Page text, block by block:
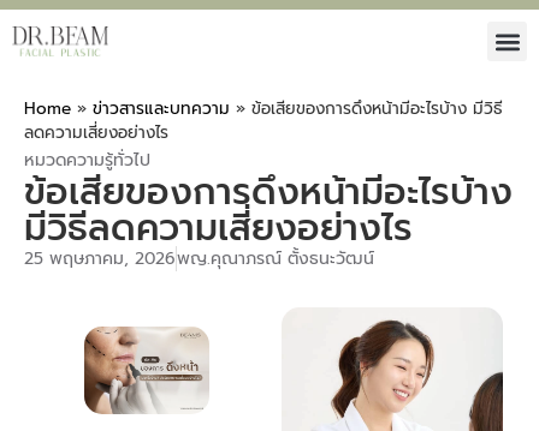
Home » ข่าวสารและบทความ » ข้อเสียของการดึงหน้ามีอะไรบ้าง มีวิธี
ลดความเสี่ยงอย่างไร
หมวดความรู้ทั่วไป
ข้อเสียของการดึงหน้ามีอะไรบ้าง
มีวิธีลดความเสี่ยงอย่างไร
25 พฤษภาคม, 2026พญ.คุณาภรณ์ ตั้งธนะวัฒน์